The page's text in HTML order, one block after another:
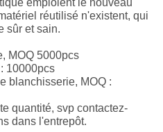
emploient le nouveau
réutilisé n'existent, qui
sûr et sain.
MOQ 5000pcs
10000pcs
blanchisserie, MOQ :
quantité, svp contactez-
dans l'entrepôt.